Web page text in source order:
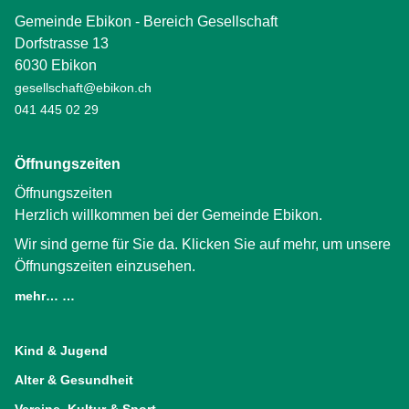
Gemeinde Ebikon - Bereich Gesellschaft
Dorfstrasse 13
6030 Ebikon
gesellschaft@ebikon.ch
041 445 02 29
Öffnungszeiten
Öffnungszeiten
Herzlich willkommen bei der Gemeinde Ebikon.
Wir sind gerne für Sie da. Klicken Sie auf mehr, um unsere
Öffnungszeiten einzusehen.
mehr… …
Kind & Jugend
Alter & Gesundheit